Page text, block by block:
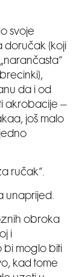
svoje
doručak (koji
da i od
akrobacije –
još malo
ručak“.
unaprijed.
obroka
i
bi moglo biti
kad tome